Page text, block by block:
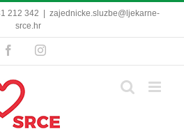
212 342
zajednicke.sluzbe@ljekarne-
srce.hr
FacebookInstagram